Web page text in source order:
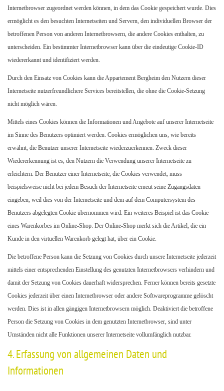
Internetbrowser zugeordnet werden können, in dem das Cookie gespeichert wurde. Dies
ermöglicht es den besuchten Internetseiten und Servern, den individuellen Browser der
betroffenen Person von anderen Internetbrowsern, die andere Cookies enthalten, zu
unterscheiden. Ein bestimmter Internetbrowser kann über die eindeutige Cookie-ID
wiedererkannt und identifiziert werden.
Durch den Einsatz von Cookies kann die Appartement Bergheim den Nutzern dieser
Internetseite nutzerfreundlichere Services bereitstellen, die ohne die Cookie-Setzung
nicht möglich wären.
Mittels eines Cookies können die Informationen und Angebote auf unserer Internetseite
im Sinne des Benutzers optimiert werden. Cookies ermöglichen uns, wie bereits
erwähnt, die Benutzer unserer Internetseite wiederzuerkennen. Zweck dieser
Wiedererkennung ist es, den Nutzern die Verwendung unserer Internetseite zu
erleichtern. Der Benutzer einer Internetseite, die Cookies verwendet, muss
beispielsweise nicht bei jedem Besuch der Internetseite erneut seine Zugangsdaten
eingeben, weil dies von der Internetseite und dem auf dem Computersystem des
Benutzers abgelegten Cookie übernommen wird. Ein weiteres Beispiel ist das Cookie
eines Warenkorbes im Online-Shop. Der Online-Shop merkt sich die Artikel, die ein
Kunde in den virtuellen Warenkorb gelegt hat, über ein Cookie.
Die betroffene Person kann die Setzung von Cookies durch unsere Internetseite jederzeit
mittels einer entsprechenden Einstellung des genutzten Internetbrowsers verhindern und
damit der Setzung von Cookies dauerhaft widersprechen. Ferner können bereits gesetzte
Cookies jederzeit über einen Internetbrowser oder andere Softwareprogramme gelöscht
werden. Dies ist in allen gängigen Internetbrowsern möglich. Deaktiviert die betroffene
Person die Setzung von Cookies in dem genutzten Internetbrowser, sind unter
Umständen nicht alle Funktionen unserer Internetseite vollumfänglich nutzbar.
4. Erfassung von allgemeinen Daten und
Informationen